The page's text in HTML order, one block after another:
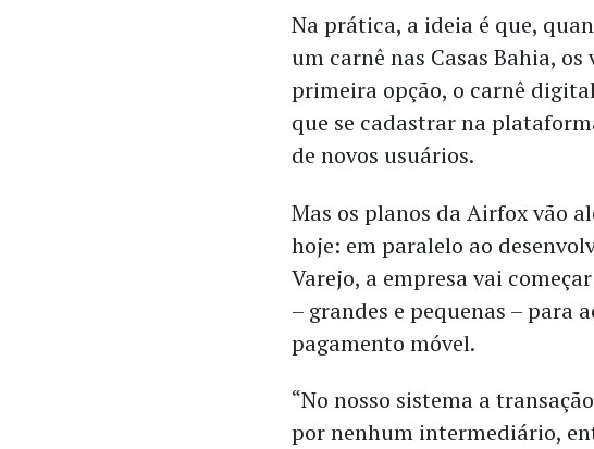
Na prática, a ideia é que,
um carnê nas Casas Bahia,
primeira opção, o carnê
que se cadastrar na
de novos usuários.
Mas os planos da Airfox vão
hoje: em paralelo ao
Varejo, a empresa vai
– grandes e pequenas – para
pagamento móvel.
“No nosso sistema a
por nenhum intermediário,